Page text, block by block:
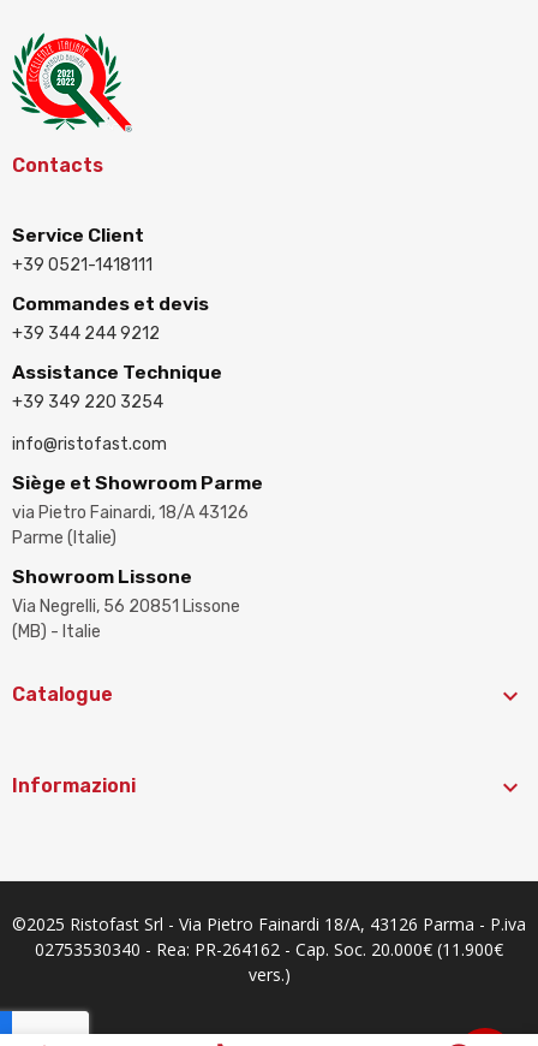
Contacts
Service Client
+39 0521-1418111
Commandes et devis
+39 344 244 9212
Assistance Technique
+39 349 220 3254
info@ristofast.com
Siège et Showroom Parme
via Pietro Fainardi, 18/A 43126
Parme (Italie)
Showroom Lissone
Via Negrelli, 56 20851 Lissone
(MB) - Italie
Catalogue 
Informazioni 
©2025 Ristofast Srl - Via Pietro Fainardi 18/A, 43126 Parma - P.iva
02753530340 - Rea: PR-264162 - Cap. Soc. 20.000€ (11.900€
vers.)